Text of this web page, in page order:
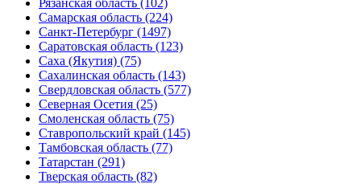
Рязанская область (102)
Самарская область (224)
Санкт-Петербург (1497)
Саратовская область (123)
Саха (Якутия) (75)
Сахалинская область (143)
Свердловская область (577)
Северная Осетия (25)
Смоленская область (75)
Ставропольский край (145)
Тамбовская область (77)
Татарстан (291)
Тверская область (82)